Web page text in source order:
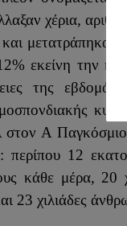
χέρια, αριθμός
μετατράπηκαν
εκείνη την
της
στον Α
περίπου 12
κάθε μέρα, 20
23 χιλιάδες